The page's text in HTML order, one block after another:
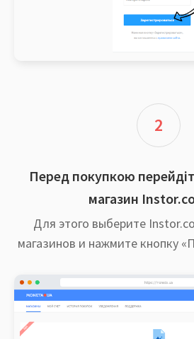
2
Перед покупкою
магазин
Для этого выберите
магазинов и нажмите кнопку